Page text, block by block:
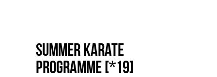
Summer karate
programme [*19]